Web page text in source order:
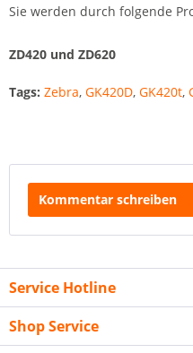
Sie werden durch folgende
ZD420 und ZD620
Tags: Zebra, GK420D, GK420t,
Kommentar schreiben
Service Hotline
Shop Service